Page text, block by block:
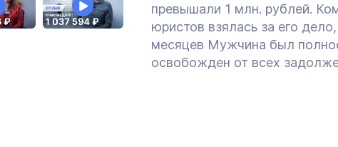
превышали 1 млн. рублей.
юристов взялась за его
месяцев Мужчина был
освобожден от всех